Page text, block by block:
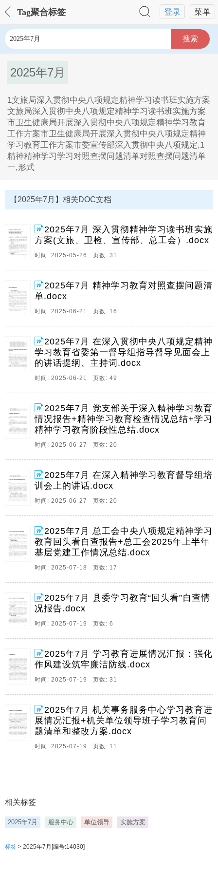
菜单
登录
Tag聚合标签
搜索
2025年7月
1文旅局深入贯彻中央八项规定精神学习读书班实施方案
文旅局深入贯彻中央八项规定精神学习读书班实施方案
市卫生健康局开展深入贯彻中央八项规定精神学习教育
工作方案市卫生健康局开展深入贯彻中央八项规定精神
学习教育工作方案市委宣传部深入贯彻中央八项规定,1
精神精神学习学习对照查摆问题清单对照查摆问题清单
一,形式
1、1文旅局深入贯彻中央八项规定精神学习读书班实施
方案文旅局深入贯彻中央八项规定精神学习读书班实施
方案市卫生健康局开展深入贯彻中央八项规定精神学习
教育工作方案市卫生健康局开展深入贯彻中央八项规定
精神学习教育工作方案市委宣传部深入贯彻中央八项规
定。
清单一,形式主义,官僚主义方面1政策执行与落实问题,在
贯彻国家关于城市更新,老旧小区改造政策时,仅做表面宣
传,未深入调研本市实际情况,如在某老旧小区改造项目
中,照搬其他城市改造方案,未考虑本地建。
定精神学习教育省委督导组指导督导见面会上的讲话,6
在深入贯彻中央八项规定精神学习教育省委第二督导组
指导督导见面会上的讲话,14在深入贯彻中央八项。
4、1目录关于贯彻精神学习教育检查情况总结,1党支部
关于深入精神学习教育情况报告,3国有企业学习精神学
习教育阶段性总结,9国企党委党委关于开展深入精神学
习教育情况的报告,15关于贯彻精神学习教育检查情况总
结关于贯彻精神学习教育检查情况总结为深入。
5、1目录副书记在全州深入精神学习教育督导组培训会
训会上的讲话,14副书记在全州深入精神学习教育督导组
培训会上的讲话副书记在全州深入精神学习教育。
6、1总工会中央八项规定精神学习教育总工会中央八项
规定精神学习教育回头看回头看自查报告自查报告按照
县委关于开展深入贯彻中央八项规定精神学习教育回头
看工作的统一部署,县总工会高度重视,认真组织,全面开
展回头看工作,我们通过自查自纠,征求意见,对照。
7、12025年年7月月县委学习教育,回头看,自查情况报告
深化,问题整改落实,成果转化运用等重点,通过自查自纠,
座谈访谈,实地督查等方式。
8、1学习教育进展情况汇报学习教育进展情况汇报自深
入贯彻中央八项规定精神学习教育开展以来,我社始终将
其作为一项重要政治任务,坚持以习近平新时代中国特色
社会主义思想为指导,认真落实党中央,省,市相关部署要
求,习近平总书记指出,制定实施中央八项规定。
来,以习近平同志为核心的党中央以徙木立信之举,制定实
施中央八项规定,开启了作风建设新篇章,习近平总书记强
调,作风建设永远在路上,永远没有休止符,必。
【2025年7月】相关DOC文档
2025年7月 深入贯彻精神学习读书班实施
方案(文旅、卫检、宣传部、总工会）.docx
时间: 2025-05-26 页数: 31
2025年7月 精神学习教育对照查摆问题清
单.docx
时间: 2025-06-21 页数: 16
2025年7月 在深入贯彻中央八项规定精神
学习教育省委第一督导组指导督导见面会上
的讲话提纲、主持词.docx
时间: 2025-06-21 页数: 49
2025年7月 党支部关于深入精神学习教育
情况报告+精神学习教育检查情况总结+学习
精神学习教育阶段性总结.docx
时间: 2025-06-27 页数: 20
2025年7月 在深入精神学习教育督导组培
训会上的讲话.docx
时间: 2025-06-27 页数: 20
2025年7月 总工会中央八项规定精神学习
教育回头看自查报告+总工会2025年上半年
基层党建工作情况总结.docx
时间: 2025-07-18 页数: 17
2025年7月 县委学习教育“回头看”自查情
况报告.docx
时间: 2025-07-19 页数: 6
2025年7月 学习教育进展情况汇报：强化
作风建设筑牢廉洁防线.docx
时间: 2025-07-19 页数: 31
2025年7月 机关事务服务中心学习教育进
展情况汇报+机关单位领导班子学习教育问
题清单和整改方案.docx
时间: 2025-07-19 页数: 11
相关标签
2025年7月 服务中心 单位领导 实施方案
标签 > 2025年7月[编号:14030]